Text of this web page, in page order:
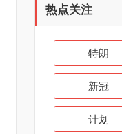
热点关注
特朗
新冠
计划